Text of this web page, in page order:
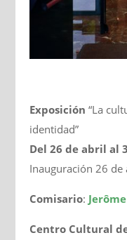
Exposición “La
identidad”
Del 26 de abril al
Inauguración 26
Comisario:
Centro Cultural